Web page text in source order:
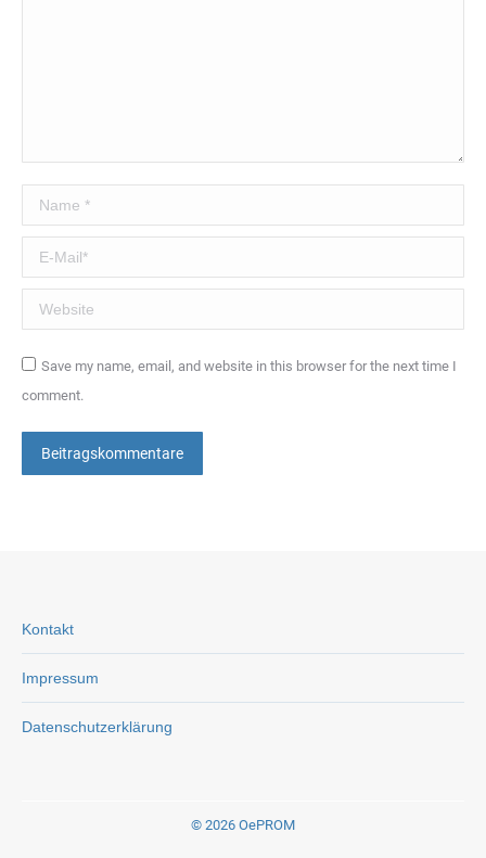
Name *
E-Mail *
Website
Save my name, email, and website in this browser for the next time I
comment.
Beitragskommentare
Kontakt
Impressum
Datenschutzerklärung
© 2026 OePROM